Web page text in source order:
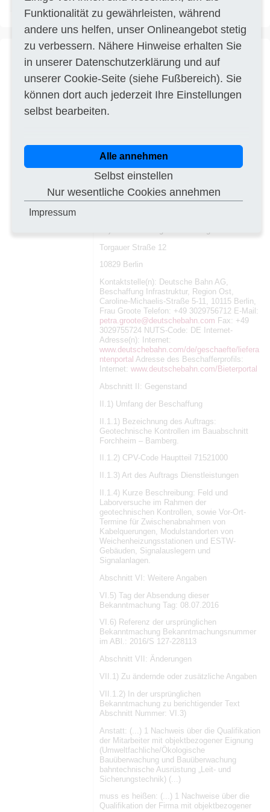
PowerBridge in (AWZ)
PDF
Durchführung von
Baustellenüberwachung
Vergabeverfahren
Ergänzungsmeldung
Dienstleistungsauftrag (VOL/VOF)
10115 Berlin
DE-10829 Berlin
01.08.2016
TED Nr.
239844-2016
Beschreibung
Torgauer Straße 12
10829 Berlin
Kontaktstelle(n): Deutsche Bahn AG,
Beschaffung Infrastruktur, Region Ost,
Caroline-Michaelis-Straße 5-11, 10115 Berlin,
Frau Groote Telefon: +49 3029756712 E-Mail:
petra.groote@deutschebahn.com Fax: +49
3029755724 NUTS-Code: DE Internet-
Adresse(n): Internet:
www.deutschebahn.com/de/geschaefte/liefera
ntenportal Adresse des Beschafferprofils:
Internet: www.deutschebahn.com/Bieterportal
Abschnitt II: Gegenstand
II.1) Umfang der Beschaffung
II.1.1) Bezeichnung des Auftrags:
Geotechnische Kontrollen im Bauabschnitt
Forchheim – Bamberg.
II.1.2) CPV-Code Hauptteil 71521000
II.1.3) Art des Auftrags Dienstleistungen
II.1.4) Kurze Beschreibung: Feld und
Laborversuche im Rahmen der
geotechnischen Kontrollen, sowie Vor-Ort-
Termine für Zwischenabnahmen von
Kabelquerungen, Modulstandorten von
Weichenheizungsstationen und ESTW-
Gebäuden, Signalauslegern und
Signalanlagen.
Abschnitt VI: Weitere Angaben
VI.5) Tag der Absendung dieser
Bekanntmachung Tag: 08.07.2016
VI.6) Referenz der ursprünglichen
Bekanntmachung Bekanntmachungsnummer
im ABl.: 2016/S 127-228113
Abschnitt VII: Änderungen
VII.1) Zu ändernde oder zusätzliche Angaben
VII.1.2) In der ursprünglichen
Bekanntmachung zu berichtigender Text
Abschnitt Nummer: VI.3)
Anstatt: (...) 1 Nachweis über die Qualifikation
der Mitarbeiter mit objektbezogener Eignung
(Umweltfachliche/Ökologische
Bauüberwachung und Bauüberwachung
bahntechnische Ausrüstung „Leit- und
Sicherungstechnik) (...)
muss es heißen: (...) 1 Nachweise über die
Qualifikation der Firma mit objektbezogener
Funktionalität zu gewährleisten, während
andere uns helfen, unser Onlineangebot stetig
zu verbessern. Nähere Hinweise erhalten Sie
in unserer Datenschutzerklärung und auf
unserer Cookie-Seite (siehe Fußbereich). Sie
können dort auch jederzeit Ihre Einstellungen
selbst bearbeiten.
Alle annehmen
Selbst einstellen
Nur wesentliche Cookies annehmen
Impressum